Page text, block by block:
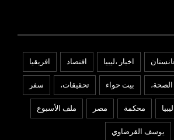
اخبار ،ليبيا افتصاد افريقيا
الصحة، بيت حواء تحقيقات، سفر
ليبيا محكمة مصر ملف الأسبوع
يوسف القرضاوي